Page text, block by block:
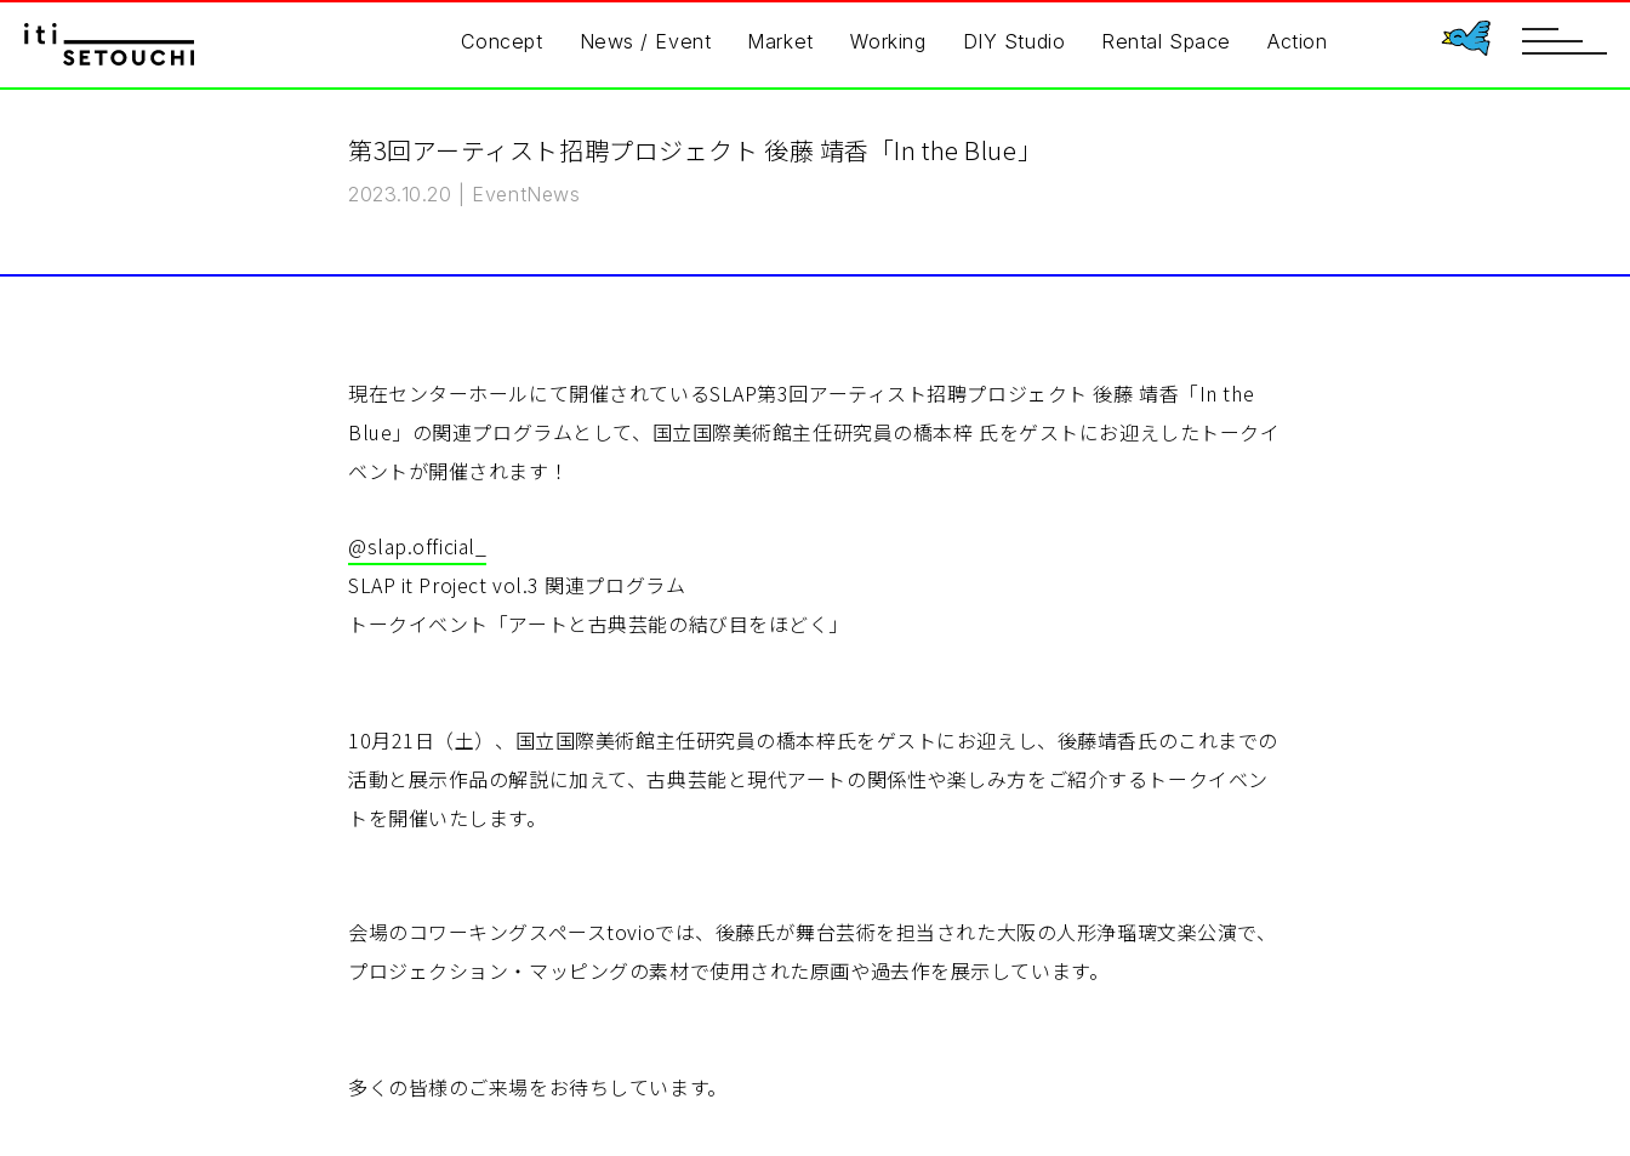
Concept News / Event Market Working DIY Studio Rental Space Action
toggle
第3回アーティスト招聘プロジェクト 後藤 靖香「In the Blue」
2023.10.20 EventNews
現在センターホールにて開催されているSLAP第3回アーティスト招聘プロジェクト 後藤 靖香「In the
Blue」の関連プログラムとして、国立国際美術館主任研究員の橋本梓 氏をゲストにお迎えしたトークイ
ベントが開催されます！
@slap.official_
SLAP it Project vol.3 関連プログラム
トークイベント「アートと古典芸能の結び目をほどく」
10月21日（土）、国立国際美術館主任研究員の橋本梓氏をゲストにお迎えし、後藤靖香氏のこれまでの
活動と展示作品の解説に加えて、古典芸能と現代アートの関係性や楽しみ方をご紹介するトークイベン
トを開催いたします。
会場のコワーキングスペースtovioでは、後藤氏が舞台芸術を担当された大阪の人形浄瑠璃文楽公演で、
プロジェクション・マッピングの素材で使用された原画や過去作を展示しています。
多くの皆様のご来場をお待ちしています。